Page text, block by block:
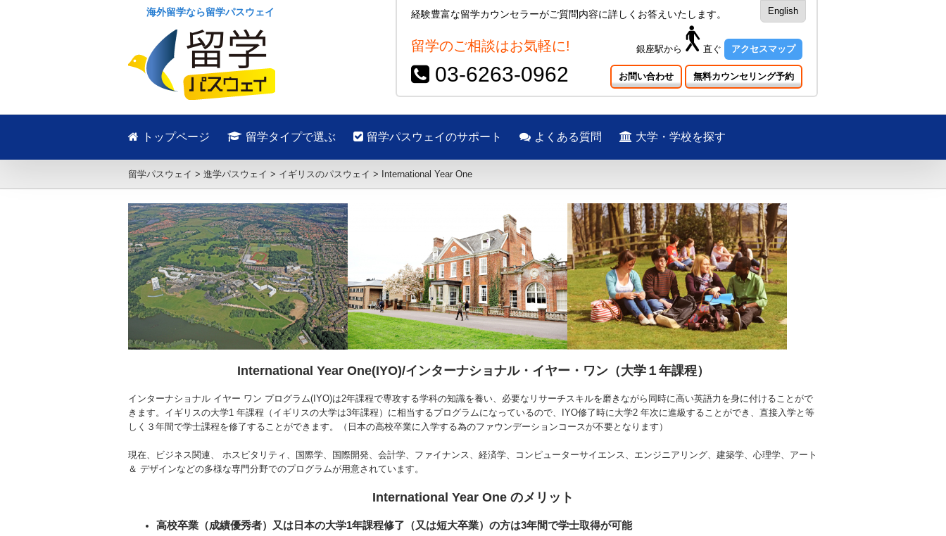
経験豊富な留学カウンセラーがご質問内容に詳しくお答えいたします。 English
留学のご相談はお気軽に!
03-6263-0962
銀座駅から 直ぐ アクセスマップ
お問い合わせ 無料カウンセリング予約
海外留学なら留学パスウェイ
トップページ 留学タイプで選ぶ 留学パスウェイのサポート よくある質問 大学・学校を探す
留学パスウェイ > 進学パスウェイ > イギリスのパスウェイ > International Year One
International Year One(IYO)/インターナショナル・イヤー・ワン（大学１年課程）
インターナショナル イヤー ワン プログラム(IYO)は2年課程で専攻する学科の知識を養い、必要なリサーチスキルを磨きながら同時に高い英語力を身に付けることがで
きます。イギリスの大学1 年課程（イギリスの大学は3年課程）に相当するプログラムになっているので、IYO修了時に大学2 年次に進級することができ、直接入学と等
しく３年間で学士課程を修了することができます。（日本の高校卒業に入学する為のファウンデーションコースが不要となります）
現在、ビジネス関連、 ホスピタリティ、国際学、国際開発、会計学、ファイナンス、経済学、コンピューターサイエンス、エンジニアリング、建築学、心理学、アート
＆ デザインなどの多様な専門分野でのプログラムが用意されています。
International Year One のメリット
高校卒業（成績優秀者）又は日本の大学1年課程修了（又は短大卒業）の方は3年間で学士取得が可能